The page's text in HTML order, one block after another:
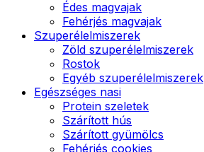
Édes magvajak
Fehérjés magvajak
Szuperélelmiszerek
Zöld szuperélelmiszerek
Rostok
Egyéb szuperélelmiszerek
Egészséges nasi
Protein szeletek
Szárított hús
Szárított gyümölcs
Fehérjés cookies